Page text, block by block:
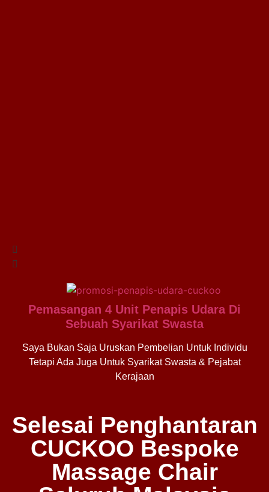
Pemasangan 4 Unit Penapis Udara Di
Sebuah Syarikat Swasta
Saya Bukan Saja Uruskan Pembelian Untuk Individu
Tetapi Ada Juga Untuk Syarikat Swasta & Pejabat
Kerajaan
Selesai Penghantaran
CUCKOO Bespoke
Massage Chair